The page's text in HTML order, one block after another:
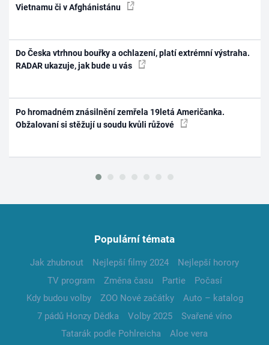
Vietnamu či v Afghánistánu
Do Česka vtrhnou bouřky a ochlazení, platí extrémní výstraha.
RADAR ukazuje, jak bude u vás
Po hromadném znásilnění zemřela 19letá Američanka.
Obžalovaní si stěžují u soudu kvůli růžové
Populární témata
Jak zhubnout Nejlepší filmy 2024
Nejlepší horory
TV program
Změna času Partie
Počasí
Kdy budou volby
ZOO Nové začátky
Auto – katalog
7 pádů Honzy Dědka
Volby 2025
Svařené víno
Tatarák podle Pohlreicha
Aloe vera